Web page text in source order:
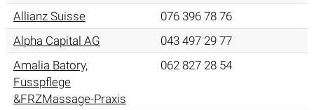
Allianz Suisse
076 396 78 76
Alpha Capital AG
043 497 29 77
Amalia Batory,
Fusspflege
&FRZMassage-Praxis
062 827 28 54